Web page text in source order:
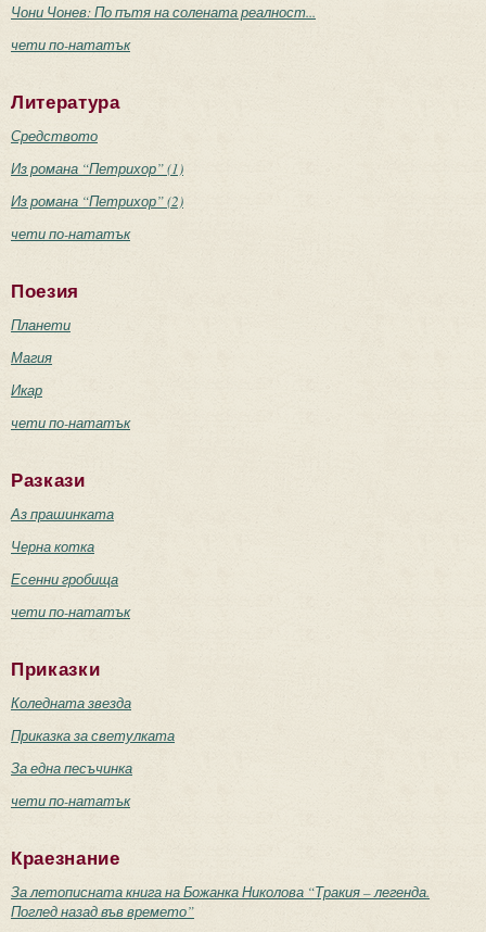
Чони Чонев: По пътя на солената реалност...
чети по-нататък
Литература
Средството
Из романа “Петрихор” (1)
Из романа “Петрихор” (2)
чети по-нататък
Поезия
Планети
Магия
Икар
чети по-нататък
Разкази
Аз прашинката
Черна котка
Есенни гробища
чети по-нататък
Приказки
Коледната звезда
Приказка за светулката
За една песъчинка
чети по-нататък
Краезнание
За летописната книга на Божанка Николова “Тракия – легенда.
Поглед назад във времето”